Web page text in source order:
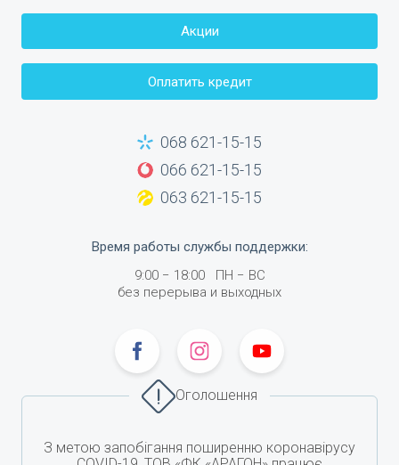
Акции
Оплатить кредит
068 621-15-15
066 621-15-15
063 621-15-15
Время работы службы поддержки:
9:00− 18:00ПН − ВС
без перерыва и выходных
Оголошення
З метою запобігання поширенню коронавірусу